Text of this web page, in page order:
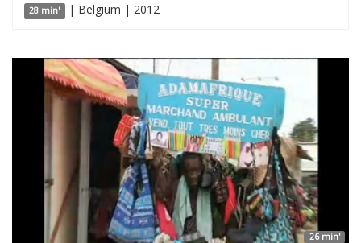
28 min' | Belgium | 2012
26 min'